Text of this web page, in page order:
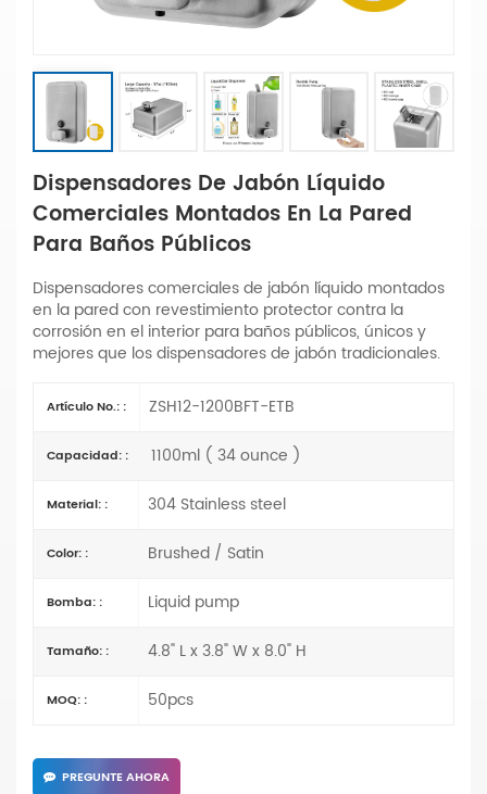
Dispensadores De Jabón Líquido
Comerciales Montados En La Pared
Para Baños Públicos
Dispensadores comerciales de jabón líquido montados
en la pared con revestimiento protector contra la
corrosión en el interior para baños públicos, únicos y
mejores que los dispensadores de jabón tradicionales.
Artículo No.: : ZSH12-1200BFT-ETB
Capacidad: : 1100ml ( 34 ounce )
Material: : 304 Stainless steel
Color: : Brushed / Satin
Bomba: : Liquid pump
Tamaño: : 4.8" L x 3.8" W x 8.0" H
MOQ: : 50pcs
PREGUNTE AHORA